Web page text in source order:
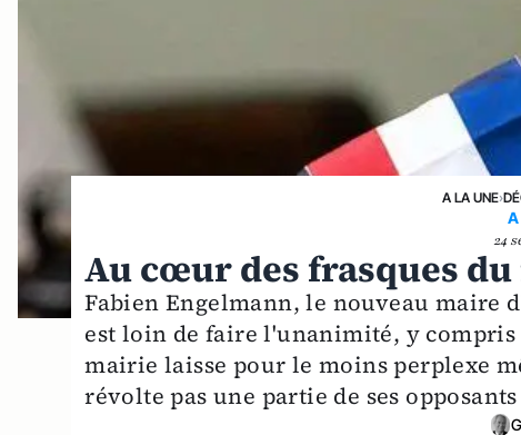
A LA UNE›
A
24
Au cœur des frasques du
Fabien Engelmann, le nouveau maire
est loin de faire l'unanimité, y compris
mairie laisse pour le moins perplexe
révolte pas une partie de ses